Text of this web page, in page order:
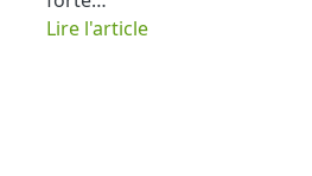
​​​​​​​Lire l'article